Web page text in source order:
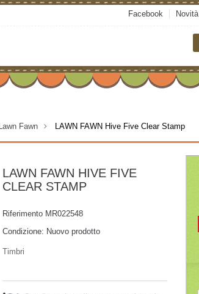
Facebook Novità
Fawn > LAWN FAWN Hive Five Clear Stamp
LAWN FAWN HIVE FIVE
CLEAR STAMP
Riferimento MR022548
Condizione: Nuovo prodotto
Timbri